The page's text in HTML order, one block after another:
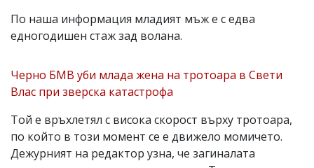
По наша информация младият мъж е с едва
едногодишен стаж зад волана.
Черно БМВ уби млада жена на тротоара в Свети
Влас при зверска катастрофа
Той е връхлетял с висока скорост върху тротоара,
по който в този момент се е движело момичето.
Дежурният на редактор узна, че загиналата